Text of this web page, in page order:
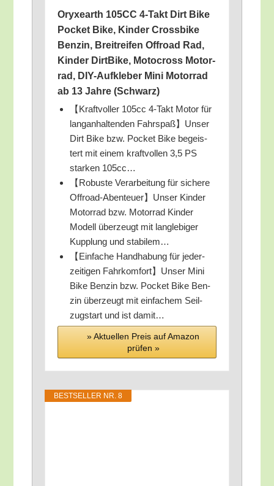
Ory­xe­arth 105CC 4‑Takt Dirt Bike
Pocket Bike, Kin­der Cross­bike
Ben­zin, Breit­rei­fen Off­road Rad,
Kin­der Dirt­Bike, Moto­cross Motor­
rad, DIY-Auf­kle­ber Mini Motor­rad
ab 13 Jah­re (Schwarz)
【Kraft­vol­ler 105cc 4‑Takt Motor für
lang­an­hal­ten­den Fahrspaß】Unser
Dirt Bike bzw. Pocket Bike begeis­
tert mit einem kraft­vol­len 3,5 PS
star­ken 105cc…
【Robus­te Ver­ar­bei­tung für siche­re
Offroad-Abenteuer】Unser Kin­der
Motor­rad bzw. Motor­rad Kin­der
Modell über­zeugt mit lang­le­bi­ger
Kupp­lung und stabilem…
【Ein­fa­che Hand­ha­bung für jeder­
zei­ti­gen Fahrkomfort】Unser Mini
Bike Ben­zin bzw. Pocket Bike Ben­
zin über­zeugt mit ein­fa­chem Seil­
zug­start und ist damit…
» Aktu­el­len Preis auf Ama­zon
prü­fen »
BEST­SEL­LER NR. 8